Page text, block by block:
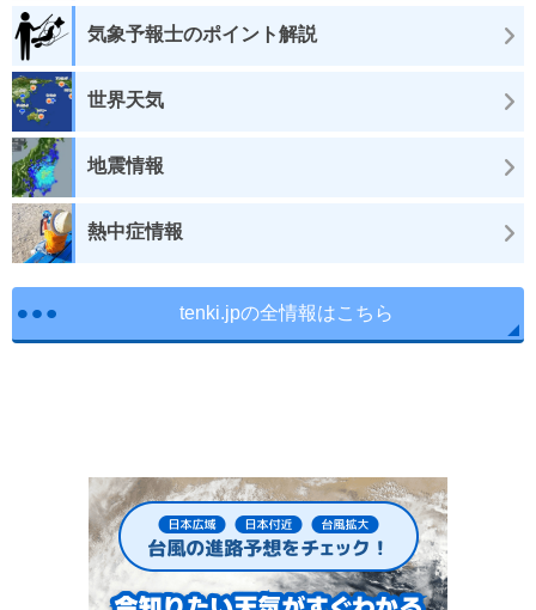
気象予報士のポイント解説
世界天気
地震情報
熱中症情報
tenki.jpの全情報はこちら